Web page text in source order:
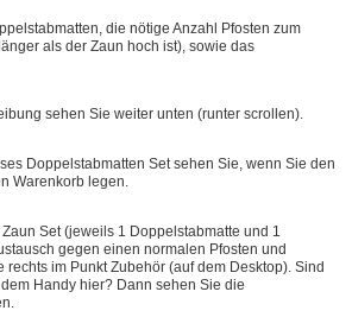
die nötige Anzahl Pfosten zum
als der Zaun hoch ist), sowie das
sehen Sie weiter unten (runter scrollen).
Doppelstabmatten Set sehen Sie, wenn Sie den
Warenkorb legen.
Set (jeweils 1 Doppelstabmatte und 1
gegen einen normalen Pfosten und
rechts im Punkt Zubehör (auf dem Desktop). Sind
Handy hier? Dann sehen Sie die